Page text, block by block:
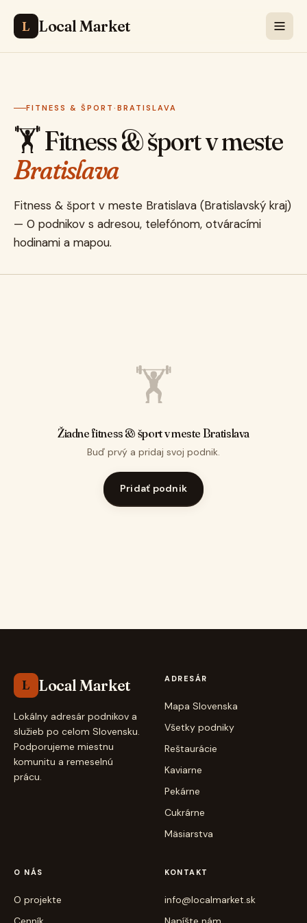
L Local Market
FITNESS & ŠPORT · BRATISLAVA
🏋️ Fitness & šport v meste
Bratislava
Fitness & šport v meste Bratislava (Bratislavský kraj)
— 0 podnikov s adresou, telefónom, otváracími
hodinami a mapou.
🏋️
Žiadne fitness & šport v meste Bratislava
Buď prvý a pridaj svoj podnik.
Pridať podnik
L Local Market
Lokálny adresár podnikov a
služieb po celom Slovensku.
Podporujeme miestnu
komunitu a remeselnú
prácu.
ADRESÁR
Mapa Slovenska
Všetky podniky
Reštaurácie
Kaviarne
Pekárne
Cukrárne
Mäsiarstva
O NÁS
O projekte
KONTAKT
info@localmarket.sk